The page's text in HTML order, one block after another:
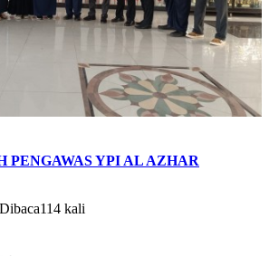
PENGAWAS YPI AL AZHAR
kali